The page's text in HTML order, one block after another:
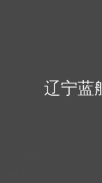
辽宁蓝